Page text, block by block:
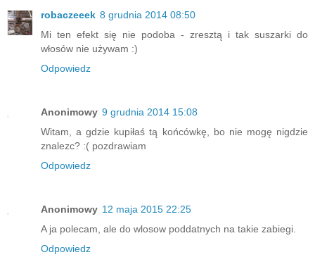
robaczeeek 8 grudnia 2014 08:50
Mi ten efekt się nie podoba - zresztą i tak suszarki do
włosów nie używam :)
Odpowiedz
Anonimowy 9 grudnia 2014 15:08
Witam, a gdzie kupiłaś tą końcówkę, bo nie mogę nigdzie
znalezc? :( pozdrawiam
Odpowiedz
Anonimowy 12 maja 2015 22:25
A ja polecam, ale do wlosow poddatnych na takie zabiegi.
Odpowiedz